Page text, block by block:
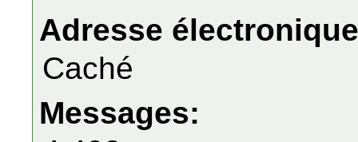
Adresse
Caché
Messages: